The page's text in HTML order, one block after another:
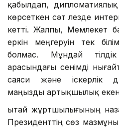
қабылдап, дипломатиялық
көрсеткен сәт лезде
кетті. Жалпы, Мемлекет
еркін меңгеруін тек
болмас. Мұндай
арасындағы сенімді
саяси және іскерлік
маңызды артықшылық
Қытай жұртшылығының
Президенттің сөз